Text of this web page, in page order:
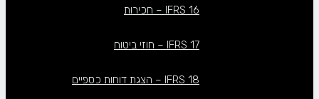
IFRS 16 – חכירות
IFRS 17 – חוזי ביטוח
IFRS 18 – הצגת דוחות כספיים